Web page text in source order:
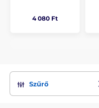
4 080 Ft
Szűrő